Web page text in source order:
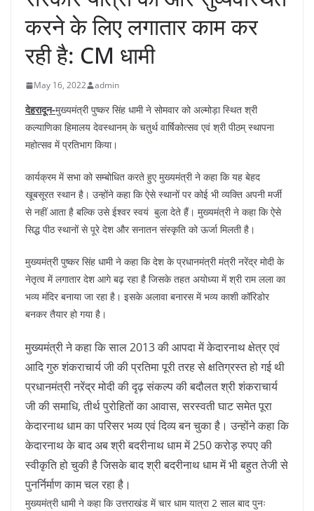
करने के लिए लगातार काम कर
रही है: CM धामी
May 16, 2022 admin
देहरादून-मुख्यमंत्री पुष्कर सिंह धामी ने सोमवार को अल्मोड़ा स्थित श्री
कल्याणिका हिमालय देवस्थानम् के चतुर्थ वार्षिकोत्सव एवं श्री पीठम् स्थापना
महोत्सव में प्रतिभाग किया।
कार्यक्रम में सभा को सम्बोधित करते हुए मुख्यमंत्री ने कहा कि यह बेहद
खूबसूरत स्थान है। उन्होंने कहा कि ऐसे स्थानों पर कोई भी व्यक्ति अपनी मर्जी
से नहीं आता है बल्कि उसे ईश्वर स्वयं बुला देते हैं। मुख्यमंत्री ने कहा कि ऐसे
सिद्ध पीठ स्थानों से पूरे देश और सनातन संस्कृति को ऊर्जा मिलती है।
मुख्यमंत्री पुष्कर सिंह धामी ने कहा कि देश के प्रधानमंत्री मंत्री नरेंद्र मोदी के
नेतृत्व में लगातार देश आगे बढ़ रहा है जिसके तहत अयोध्या में श्री राम लला का
भव्य मंदिर बनाया जा रहा है। इसके अलावा बनारस में भव्य काशी कॉरिडोर
बनकर तैयार हो गया है।
मुख्यमंत्री ने कहा कि साल 2013 की आपदा में केदारनाथ क्षेत्र एवं
आदि गुरु शंकराचार्य जी की प्रतिमा पूरी तरह से क्षतिग्रस्त हो गई थी
प्रधानमंत्री नरेंद्र मोदी की दृढ़ संकल्प की बदौलत श्री शंकराचार्य
जी की समाधि, तीर्थ पुरोहितों का आवास, सरस्वती घाट समेत पूरा
केदारनाथ धाम का परिसर भव्य एवं दिव्य बन चुका है। उन्होंने कहा कि
केदारनाथ के बाद अब श्री बदरीनाथ धाम में 250 करोड़ रुपए की
स्वीकृति हो चुकी है जिसके बाद श्री बदरीनाथ धाम में भी बहुत तेजी से
पुनर्निर्माण काम चल रहा है।
मुख्यमंत्री धामी ने कहा कि उत्तराखंड में चार धाम यात्रा 2 साल बाद पुनः